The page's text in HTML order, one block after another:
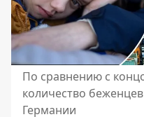
По сравнению с
количество
Германии